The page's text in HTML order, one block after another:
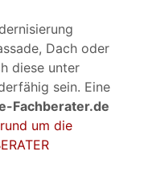
Dach oder
diese unter
sein. Eine
Fachberater.de
um die